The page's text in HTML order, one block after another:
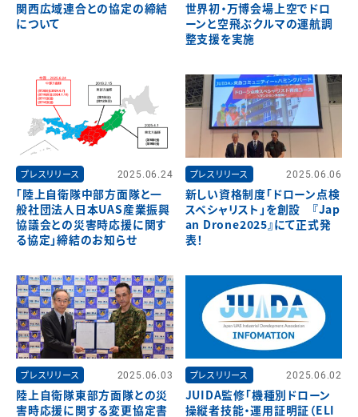
関西広域連合との協定の締結
について
世界初・万博会場上空でドロ
ーンと空飛ぶクルマの運航調
整支援を実施
プレスリリース 2025.06.24
「陸上自衛隊中部方面隊と一
般社団法人日本UAS産業振興
協議会との災害時応援に関す
る協定」締結のお知らせ
プレスリリース 2025.06.06
新しい資格制度「ドローン点検
スペシャリスト」を創設 『Jap
an Drone2025』にて正式発
表！
プレスリリース 2025.06.03
陸上自衛隊東部方面隊との災
害時応援に関する変更協定書
プレスリリース 2025.06.02
JUIDA監修「機種別ドローン
操縦者技能・運用証明証（ELI